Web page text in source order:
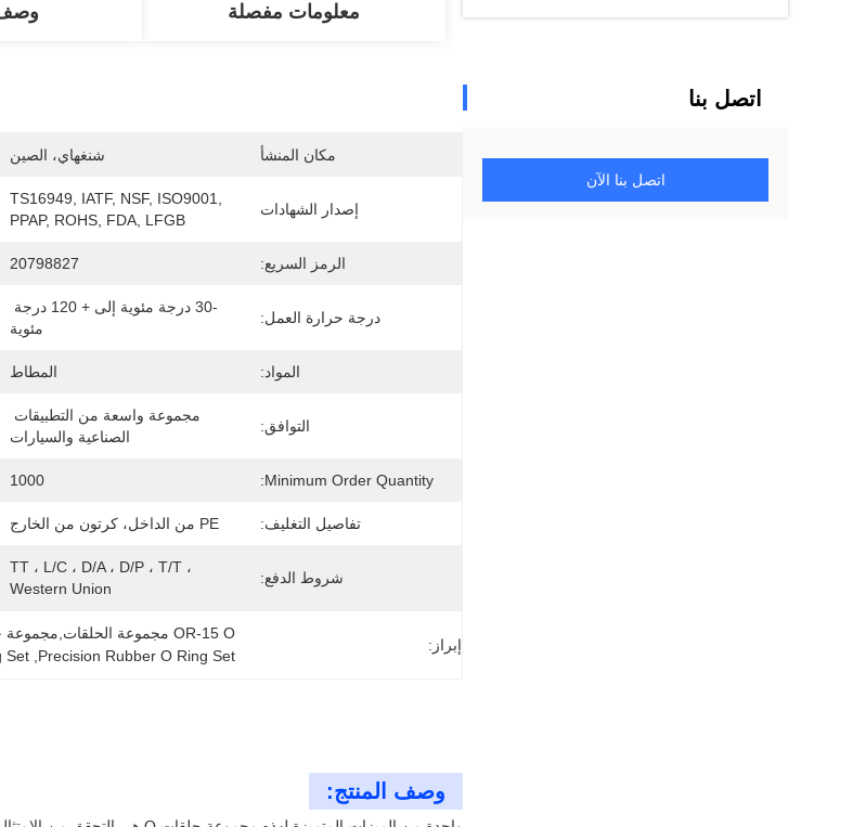
اتصل بنا
اتصل بنا الآن
معلومات مفصلة وصف
مكان المنشأ شنغهاي، الصين
إصدار الشهادات
TS16949, IATF, NSF, ISO9001,
PPAP, ROHS, FDA, LFGB
الرمز السريع: 20798827
درجة حرارة العمل:
مئوية
المواد: المطاط
التوافق:
الصناعية والسيارات
Minimum Order Quantity:
1000
تفاصيل التغليف: PE من الداخل، كرتون من الخارج
شروط الدفع:
TT ، L/C ، D/A ، D/P ، T/T ،
Western Union
إبراز:
OR-15 O مجموعة الحلقات,مجموعة حلقات مطاطية دقيقة,مجموعة الحلقات الدائمة
Precision Rubber O Ring Set
,
Set
وصف المنتج: